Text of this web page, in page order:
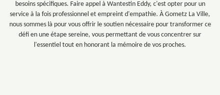
besoins spécifiques. Faire appel à Wantestin Eddy, c'est opter pour un
service à la fois professionnel et empreint d'empathie. À Gometz La Ville,
nous sommes là pour vous offrir le soutien nécessaire pour transformer ce
défi en une étape sereine, vous permettant de vous concentrer sur
l'essentiel tout en honorant la mémoire de vos proches.